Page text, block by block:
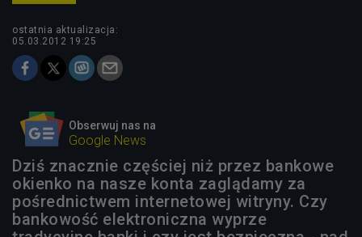
ostatnia aktualizacja:
05.03.2012 19:25
Obserwuj nas na
Google News
Dziś znacznie częściej niż przez bankowe
okienko na nasze konta zaglądamy za
pośrednictwem internetowej witryny. Czy
bankowość elektroniczna wyprze